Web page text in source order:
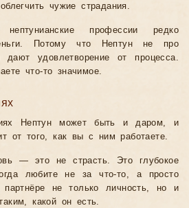
чужие страдания.
профессии редко
Потому что Нептун не про
удовлетворение от процесса.
что-то значимое.
Нептун может быть и даром, и
от того, как вы с ним работаете.
— это не страсть. Это глубокое
любите не за что-то, а просто
не только личность, но и
какой он есть.